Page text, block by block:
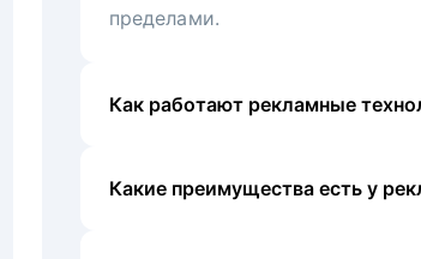
пределами.
Как работают рекламные
Какие преимущества есть у